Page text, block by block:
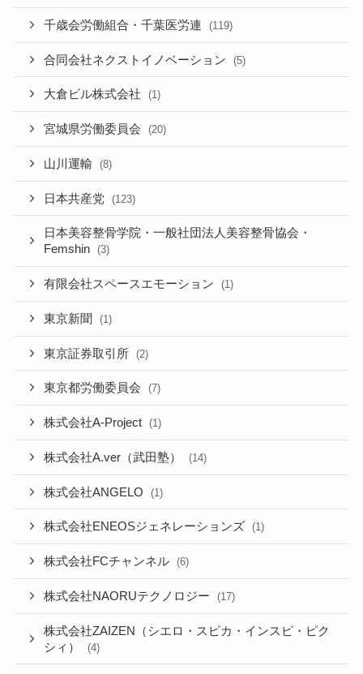
千歳会労働組合・千葉医労連 (119)
合同会社ネクストイノベーション (5)
大倉ビル株式会社 (1)
宮城県労働委員会 (20)
山川運輸 (8)
日本共産党 (123)
日本美容整骨学院・一般社団法人美容整骨協会・
Femshin
(3)
有限会社スペースエモーション (1)
東京新聞 (1)
東京証券取引所 (2)
東京都労働委員会 (7)
株式会社A-Project (1)
株式会社A.ver（武田塾） (14)
株式会社ANGELO (1)
株式会社ENEOSジェネレーションズ (1)
株式会社FCチャンネル (6)
株式会社NAORUテクノロジー (17)
株式会社ZAIZEN（シエロ・スピカ・インスピ・ピク
シィ）
(4)